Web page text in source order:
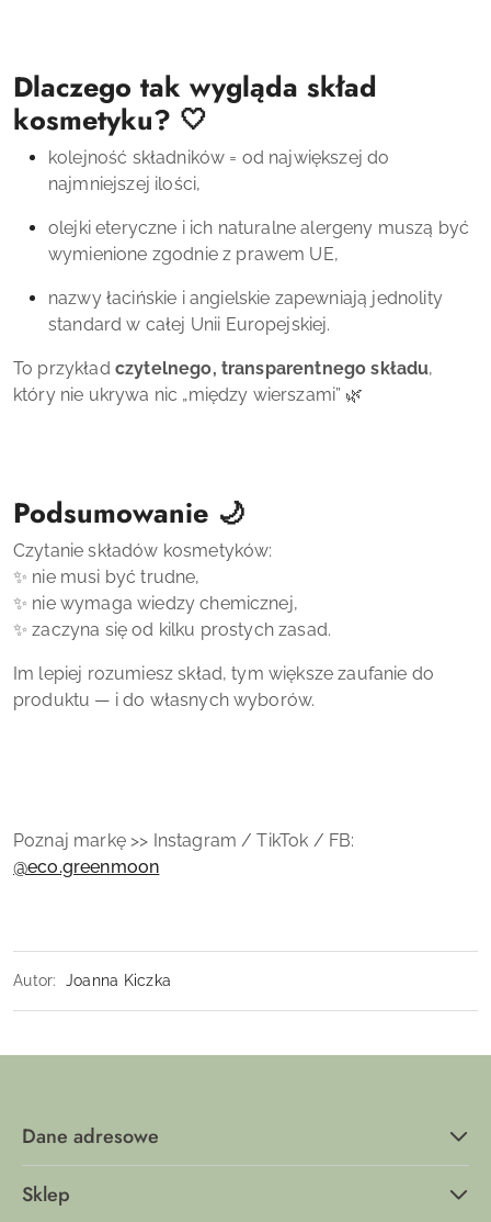
Dlaczego tak wygląda skład
kosmetyku? 🤍
kolejność składników = od największej do
najmniejszej ilości,
olejki eteryczne i ich naturalne alergeny muszą być
wymienione zgodnie z prawem UE,
nazwy łacińskie i angielskie zapewniają jednolity
standard w całej Unii Europejskiej.
To przykład czytelnego, transparentnego składu,
który nie ukrywa nic „między wierszami” 🌿
Podsumowanie 🌙
Czytanie składów kosmetyków:
✨ nie musi być trudne,
✨ nie wymaga wiedzy chemicznej,
✨ zaczyna się od kilku prostych zasad.
Im lepiej rozumiesz skład, tym większe zaufanie do
produktu — i do własnych wyborów.
Poznaj markę >> Instagram / TikTok / FB:
@eco.greenmoon
Autor: Joanna Kiczka
Dane adresowe
Sklep